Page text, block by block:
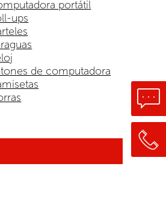
portátil
ups
de computadora